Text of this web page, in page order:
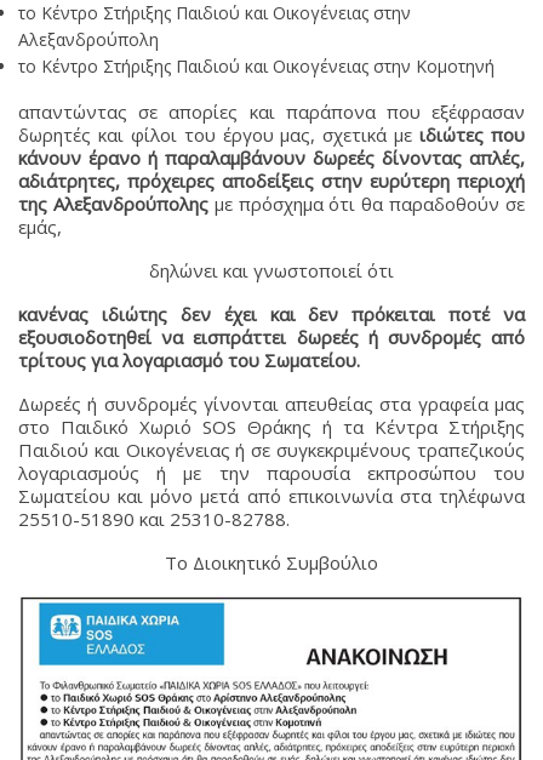
το Κέντρο Στήριξης Παιδιού και Οικογένειας στην
Αλεξανδρούπολη
το Κέντρο Στήριξης Παιδιού και Οικογένειας στην Κομοτηνή
απαντώντας σε απορίες και παράπονα που εξέφρασαν
δωρητές και φίλοι του έργου μας, σχετικά μειδιώτες που
κάνουν έρανο ή παραλαμβάνουν δωρεές δίνοντας απλές,
αδιάτρητες, πρόχειρες αποδείξεις στην ευρύτερη περιοχή
της Αλεξανδρούποληςμε πρόσχημα ότι θα παραδοθούν σε
εμάς,
δηλώνει και γνωστοποιεί ότι
κανένας ιδιώτης δεν έχει και δεν πρόκειται ποτέ να
εξουσιοδοτηθεί να εισπράττει δωρεές ή συνδρομές από
τρίτους για λογαριασμό του Σωματείου.
Δωρεές ή συνδρομές γίνονται απευθείας στα γραφεία μας
στο Παιδικό Χωριό SOS Θράκης ή τα Κέντρα Στήριξης
Παιδιού και Οικογένειας ή σε συγκεκριμένους τραπεζικούς
λογαριασμούς ή με την παρουσία εκπροσώπου του
Σωματείου και μόνο μετά από επικοινωνία στα τηλέφωνα
25510-51890 και 25310-82788.
Το Διοικητικό Συμβούλιο